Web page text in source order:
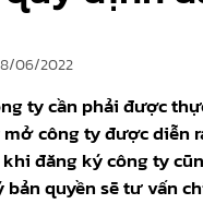
06/2022
ty cần phải được
công ty được diễn
đăng ký công ty
bản quyền sẽ tư vấn